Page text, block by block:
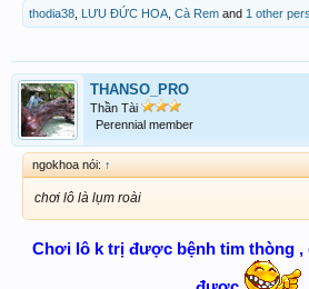
thodia38 LƯU ĐỨC HOA Cà Rem and 1 other
THANSO_PRO
Thần Tài
Perennial member
ngokhoa nói: ↑
chơi lô là lụm roài
Chơi lô k trị được bệnh tim thòng